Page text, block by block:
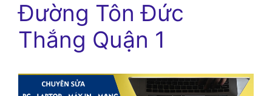
Đường Tôn Đức
Thắng Quận 1